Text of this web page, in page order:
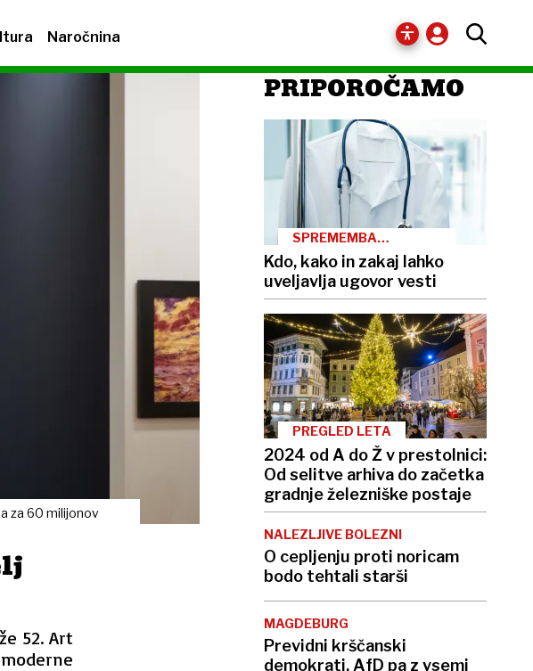
Naročnina
za 60 milijonov
52. Art
PRIPOROČAMO
SPREMEMBA
ZAKONODAJE
Kdo, kako in zakaj lahko
uveljavlja ugovor vesti
PREGLED LETA
2024 od A do Ž v prestolnici:
Od selitve arhiva do začetka
gradnje železniške postaje
NALEZLJIVE BOLEZNI
O cepljenju proti noricam
bodo tehtali starši
MAGDEBURG
Previdni krščanski
demokrati, AfD pa z vsemi